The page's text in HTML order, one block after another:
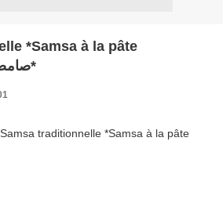
*Samsa à la pâte
maison*صامصة جزائرية*